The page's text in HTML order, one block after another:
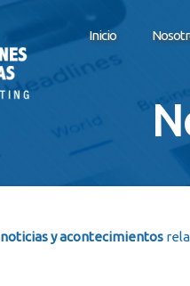
Inicio
noticias y acontecimientos